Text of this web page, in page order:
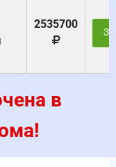
2535700
в